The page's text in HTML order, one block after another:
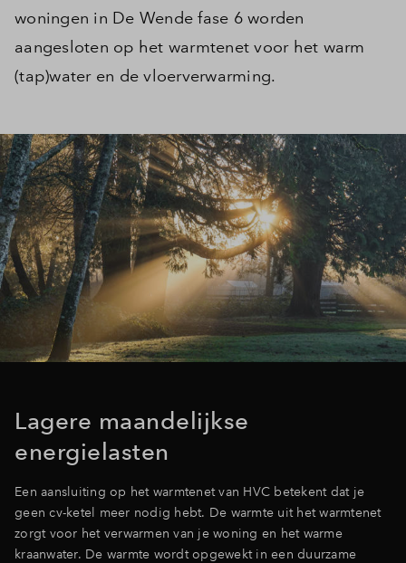
Inloggen
woningen in De Wende fase 6 worden
aangesloten op het warmtenet voor het warm
(tap)water en de vloerverwarming.
Lagere maandelijkse
energielasten
Een aansluiting op het warmtenet van HVC betekent dat je
geen cv-ketel meer nodig hebt. De warmte uit het warmtenet
zorgt voor het verwarmen van je woning en het warme
kraanwater. De warmte wordt opgewekt in een duurzame